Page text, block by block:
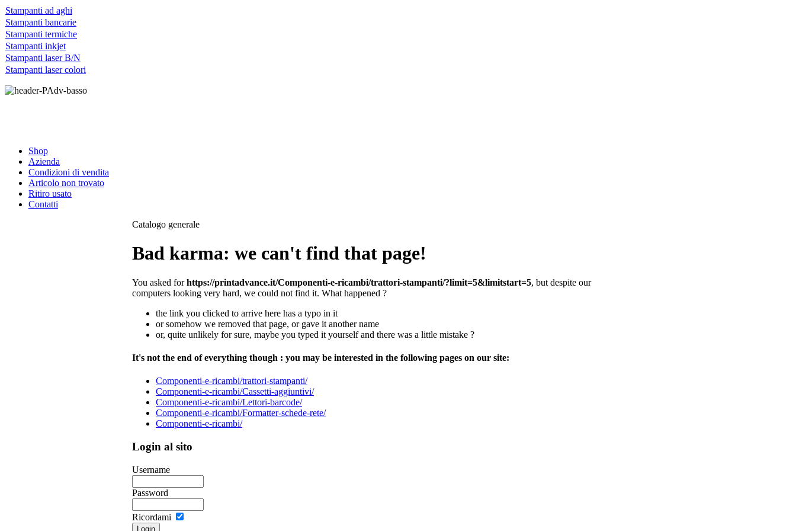
Stampanti ad aghi
Stampanti bancarie
Stampanti termiche
Stampanti inkjet
Stampanti laser B/N
Stampanti laser colori
Shop
Azienda
Condizioni di vendita
Articolo non trovato
Ritiro usato
Contatti
Catalogo generale
Bad karma: we can't find that page!
You asked forhttps://printadvance.it/Componenti-e-ricambi/trattori-stampanti/?limit=5&limitstart=5, but despite our
computers looking very hard, we could not find it. What happened ?
the link you clicked to arrive here has a typo in it
or somehow we removed that page, or gave it another name
or, quite unlikely for sure, maybe you typed it yourself and there was a little mistake ?
It's not the end of everything though : you may be interested in the following pages on our site:
Componenti-e-ricambi/trattori-stampanti/
Componenti-e-ricambi/Cassetti-aggiuntivi/
Componenti-e-ricambi/Lettori-barcode/
Componenti-e-ricambi/Formatter-schede-rete/
Componenti-e-ricambi/
Login al sito
Username
Password
Ricordami